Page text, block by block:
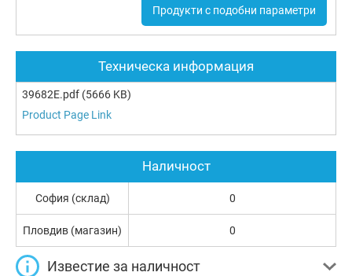
Продукти с подобни параметри
Техническа информация
39682E.pdf (5666 KB)
Product Page Link
Наличност
София (склад) 0
Пловдив (магазин) 0
Известие за наличност